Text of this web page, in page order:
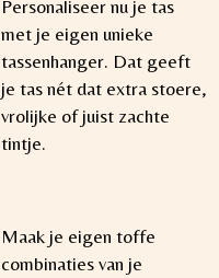
Personaliseer nu je tas
met je eigen unieke
tassenhanger. Dat geeft
je tas nét dat extra stoere,
vrolijke of juist zachte
tintje.
Maak je eigen toffe
combinaties van je